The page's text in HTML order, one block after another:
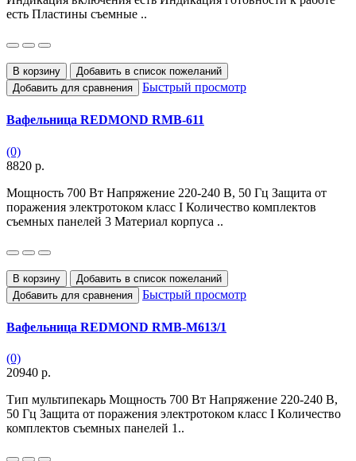
есть Пластины съемные ..
В корзину
Добавить в список пожеланий
Добавить для сравнения
Быстрый просмотр
Вафельница REDMOND RMB-611
(0)
8820 р.
Мощность 700 Вт Напряжение 220-240 В, 50 Гц Защита от
поражения электротоком класс I Количество комплектов
съемных панелей 3 Материал корпуса ..
В корзину
Добавить в список пожеланий
Добавить для сравнения
Быстрый просмотр
Вафельница REDMOND RMB-M613/1
(0)
20940 р.
Тип мультипекарь Мощность 700 Вт Напряжение 220-240 В,
50 Гц Защита от поражения электротоком класс I Количество
комплектов съемных панелей 1..